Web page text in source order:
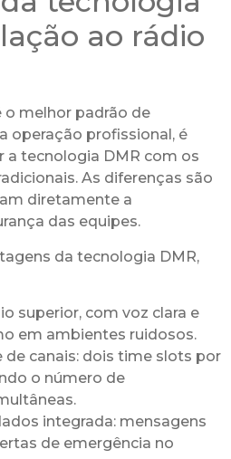
ao rádio
o melhor padrão de
operação profissional, é
tecnologia DMR com os
As diferenças são
diretamente a
das equipes.
da tecnologia DMR,
superior, com voz clara e
em ambientes ruidosos.
de canais: dois time slots por
o número de
integrada: mensagens
de emergência no